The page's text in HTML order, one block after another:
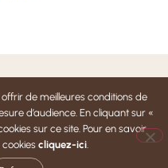
de meilleures conditions de
d’audience. En cliquant sur «
sur ce site. Pour en savoir
cliquez-ici.